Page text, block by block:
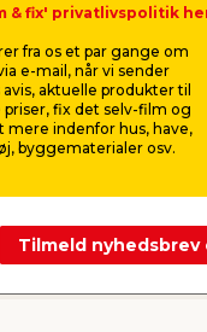
hele
& fix' privatlivspolitik
fra os et par gange om
e-mail, når vi sender
aktuelle produkter til
priser, fix det selv-film og
mere indenfor hus, have,
byggematerialer osv.
Tilmeld